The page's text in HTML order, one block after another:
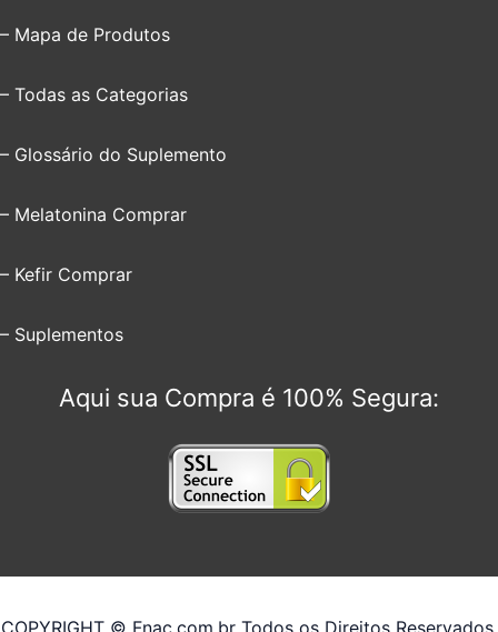
– Mapa de Produtos
– Todas as Categorias
– Glossário do Suplemento
– Melatonina Comprar
– Kefir Comprar
– Suplementos
Aqui sua Compra é 100% Segura:
COPYRIGHT © Fnac.com.br Todos os Direitos Reservados.